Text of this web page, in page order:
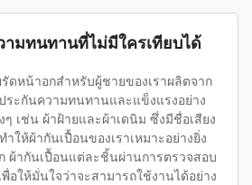
มทนทานที่ไม่มีใครเทียบได้
ดหน้าอกสำหรับผู้ชายของเราผลิตจาก
ะกันความทนทานและแข็งแรงอย่าง
ๆ เช่น ผ้าฝ้ายและผ้าเดนิม ซึ่งมีชื่อเสียง
ให้ผ้ากันเปื้อนของเราเหมาะอย่างยิ่ง
ผ้ากันเปื้อนแต่ละชิ้นผ่านการตรวจสอบ
อให้มั่นใจว่าจะสามารถใช้งานได้อย่าง